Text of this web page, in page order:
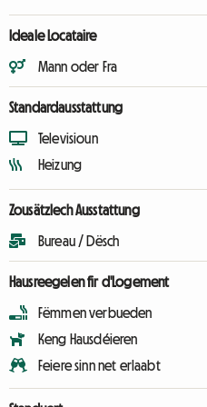
Ideale Locataire
Mann oder Fra
Standardausstattung
Televisioun
Heizung
Zousätzlech Ausstattung
Bureau / Dësch
Hausreegelen fir d'Logement
Fëmmen verbueden
Keng Hausdéieren
Feiere sinn net erlaabt